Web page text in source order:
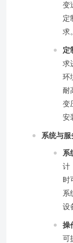
变
定
求。
定
求
环
耐
变
安
系统与服
系
计
时
系
设
操
可